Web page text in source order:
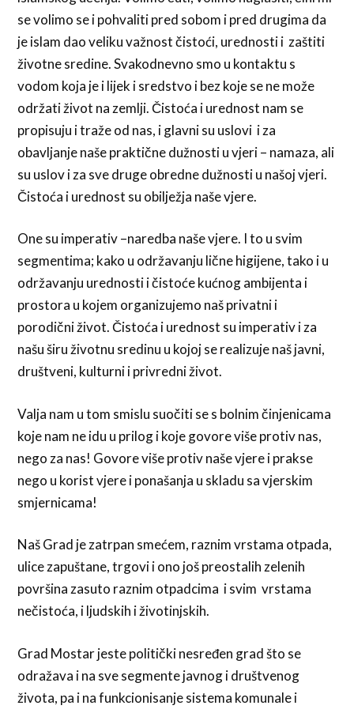
se volimo se i pohvaliti pred sobom i pred drugima da
je islam dao veliku važnost čistoći, urednosti i zaštiti
životne sredine. Svakodnevno smo u kontaktu s
vodom koja je i lijek i sredstvo i bez koje se ne može
održati život na zemlji. Čistoća i urednost nam se
propisuju i traže od nas, i glavni su uslovi i za
obavljanje naše praktične dužnosti u vjeri – namaza, ali
su uslov i za sve druge obredne dužnosti u našoj vjeri.
Čistoća i urednost su obilježja naše vjere.
One su imperativ –naredba naše vjere. I to u svim
segmentima; kako u održavanju lične higijene, tako i u
održavanju urednosti i čistoće kućnog ambijenta i
prostora u kojem organizujemo naš privatni i
porodični život. Čistoća i urednost su imperativ i za
našu širu životnu sredinu u kojoj se realizuje naš javni,
društveni, kulturni i privredni život.
Valja nam u tom smislu suočiti se s bolnim činjenicama
koje nam ne idu u prilog i koje govore više protiv nas,
nego za nas! Govore više protiv naše vjere i prakse
nego u korist vjere i ponašanja u skladu sa vjerskim
smjernicama!
Naš Grad je zatrpan smećem, raznim vrstama otpada,
ulice zapuštane, trgovi i ono još preostalih zelenih
površina zasuto raznim otpadcima i svim vrstama
nečistoća, i ljudskih i životinjskih.
Grad Mostar jeste politički nesređen grad što se
odražava i na sve segmente javnog i društvenog
života, pa i na funkcionisanje sistema komunale i